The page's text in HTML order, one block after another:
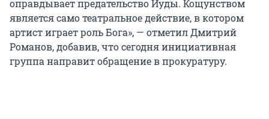
оправдывает предательство Иуды. Кощунством
является само театральное действие, в котором
артист играет роль Бога», — отметил Дмитрий
Романов, добавив, что сегодня инициативная
группа направит обращение в прокуратуру.